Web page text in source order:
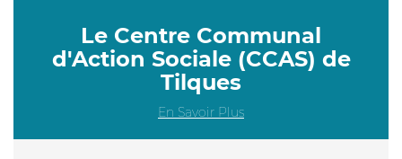
Le Centre Communal
d'Action Sociale (CCAS) de
Tilques
En Savoir Plus